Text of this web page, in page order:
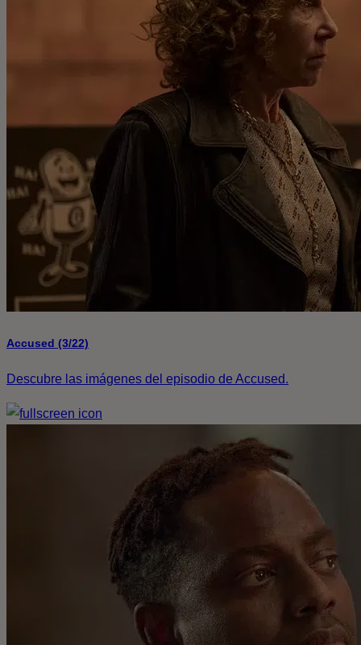
Accused (3/22)
Descubre las imágenes del episodio de Accused.